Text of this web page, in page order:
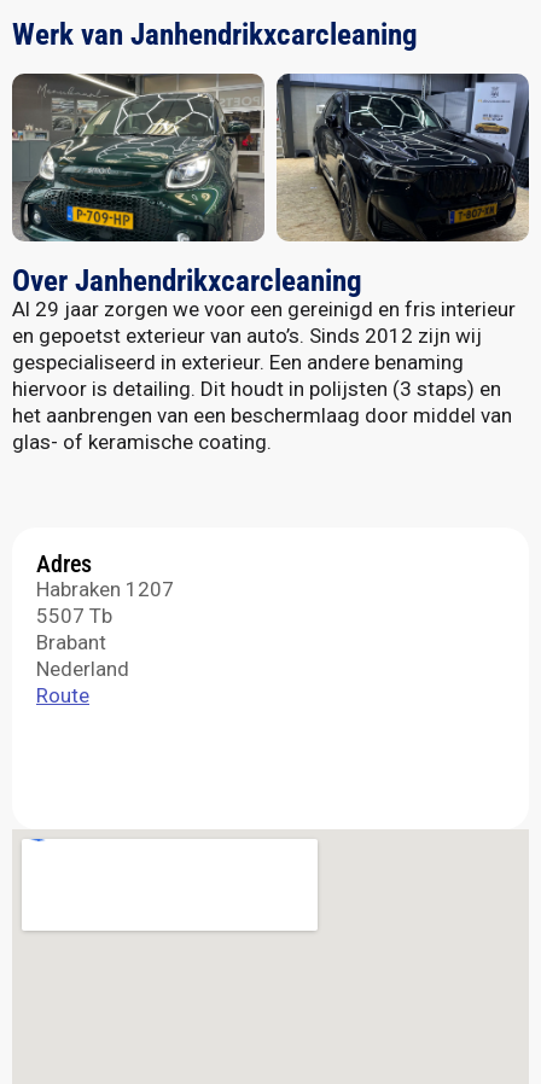
Werk van Janhendrikxcarcleaning
Over Janhendrikxcarcleaning
Al 29 jaar zorgen we voor een gereinigd en fris interieur
en gepoetst exterieur van auto’s. Sinds 2012 zijn wij
gespecialiseerd in exterieur. Een andere benaming
hiervoor is detailing. Dit houdt in polijsten (3 staps) en
het aanbrengen van een beschermlaag door middel van
glas- of keramische coating.
Adres
Habraken 1207
5507 Tb
Brabant
Nederland
Route